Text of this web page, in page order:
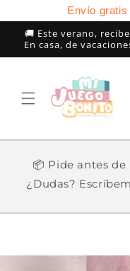
Envío
directamente
al contenido
🚚 Este verano,
En casa, de
📦 Pide antes de
¿Dudas?